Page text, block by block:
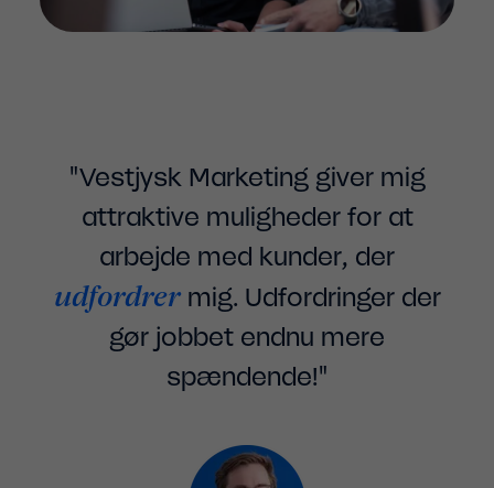
"Vestjysk Marketing giver mig
attraktive muligheder for at
arbejde med kunder, der
udfordrermig. Udfordringer der
gør jobbet endnu mere
spændende!"